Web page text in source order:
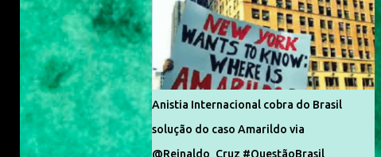
Anistia Internacional cobra do Brasil
solução do caso Amarildo via
@Reinaldo_Cruz #QuestãoBrasil